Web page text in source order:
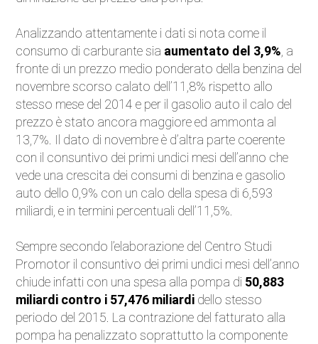
Auto d'Epoca
Sicurezza Stradale
Accessori
Analizzando attentamente i dati si nota come il
consumo di carburante sia aumentato del 3,9% , a
fronte di un prezzo medio ponderato della benzina del
novembre scorso calato dell’11,8% rispetto allo
stesso mese del 2014 e per il gasolio auto il calo del
prezzo è stato ancora maggiore ed ammonta al
13,7%. Il dato di novembre è d’altra parte coerente
con il consuntivo dei primi undici mesi dell’anno che
vede una crescita dei consumi di benzina e gasolio
auto dello 0,9% con un calo della spesa di 6,593
miliardi, e in termini percentuali dell’11,5%.
Sempre secondo l’elaborazione del Centro Studi
Promotor il consuntivo dei primi undici mesi dell’anno
chiude infatti con una spesa alla pompa di 50,883
miliardi contro i 57,476 miliardi dello stesso
periodo del 2015. La contrazione del fatturato alla
pompa ha penalizzato soprattutto la componente